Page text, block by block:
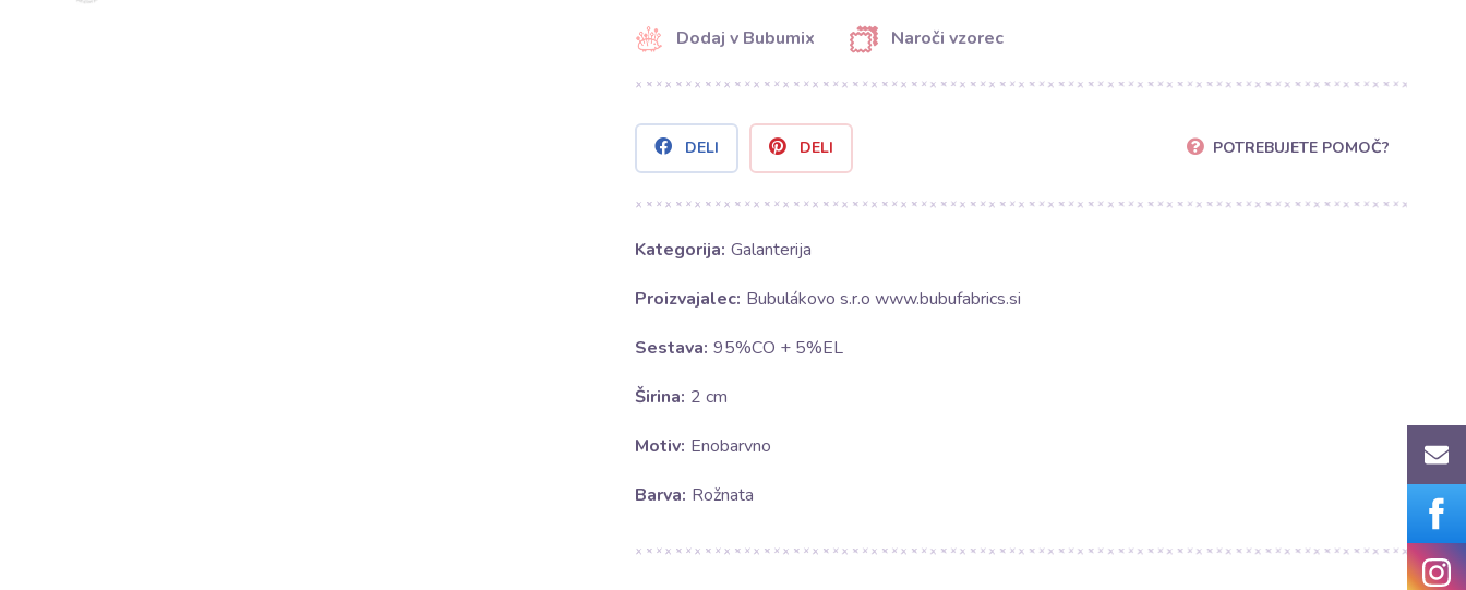
Dodaj v Bubumix Naroči vzorec
DELI DELI POTREBUJETE POMOČ?
Kategorija: Galanterija
Proizvajalec: Bubulákovo s.r.o www.bubufabrics.si
Sestava: 95%CO + 5%EL
Širina: 2 cm
Motiv: Enobarvno
Barva: Rožnata